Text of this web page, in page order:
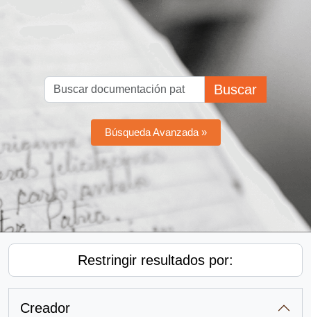
Buscar
Búsqueda Avanzada »
Restringir resultados por:
Creador